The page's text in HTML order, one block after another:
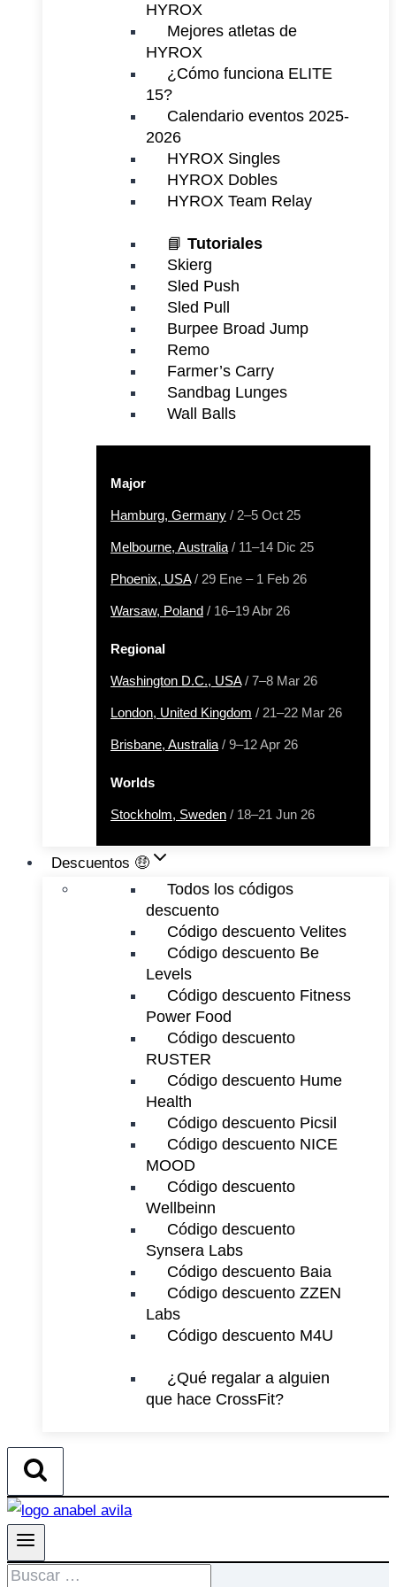
HYROX
Mejores atletas de
HYROX
¿Cómo funciona ELITE
15?
Calendario eventos 2025-
2026
HYROX Singles
HYROX Dobles
HYROX Team Relay
📘 Tutoriales
Skierg
Sled Push
Sled Pull
Burpee Broad Jump
Remo
Farmer’s Carry
Sandbag Lunges
Wall Balls
Major
Hamburg, Germany / 2–5 Oct 25
Melbourne, Australia / 11–14 Dic 25
Phoenix, USA/ 29 Ene – 1 Feb 26
Warsaw, Poland / 16–19 Abr 26
Regional
Washington D.C., USA/ 7–8 Mar 26
London, United Kingdom / 21–22 Mar 26
Brisbane, Australia / 9–12 Apr 26
Worlds
Stockholm, Sweden / 18–21 Jun 26
Descuentos 🤑
Todos los códigos
descuento
Código descuento Velites
Código descuento Be
Levels
Código descuento Fitness
Power Food
Código descuento
RUSTER
Código descuento Hume
Health
Código descuento Picsil
Código descuento NICE
MOOD
Código descuento
Wellbeinn
Código descuento
Synsera Labs
Código descuento Baia
Código descuento ZZEN
Labs
Código descuento M4U
¿Qué regalar a alguien
que hace CrossFit?
Buscar: